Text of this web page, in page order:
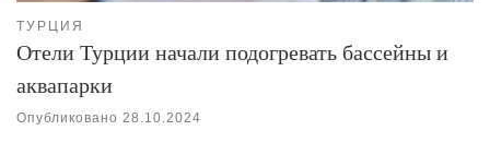
ТУРЦИЯ
Отели Турции начали подогревать бассейны и
аквапарки
Опубликовано 28.10.2024